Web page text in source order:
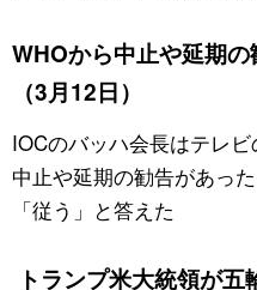
WHOから中止や延期
（3月12日）
IOCのバッハ会長はテレ
中止や延期の勧告があっ
「従う」と答えた
トランプ米大統領が